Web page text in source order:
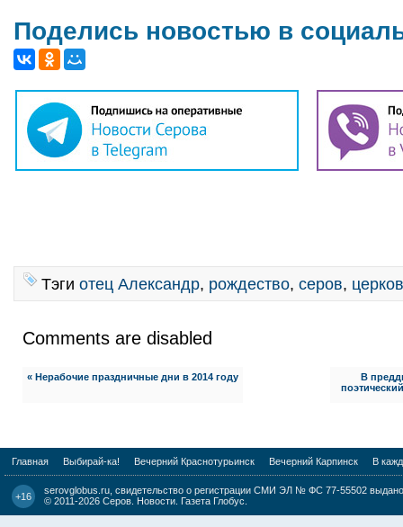
Поделись новостью в
Тэги отец Александр, рождество, серов,
Comments are disabled
« Нерабочие праздничные дни в 2014 году
В
Главная Выбирай-ка! Вечерний Краснотурьинск Вечерний Карпинск В
+16
serovglobus.ru, свидетельство о регистрации СМИ ЭЛ № ФС 77-55502
© 2011-2026 Серов. Новости. Газета Глобус